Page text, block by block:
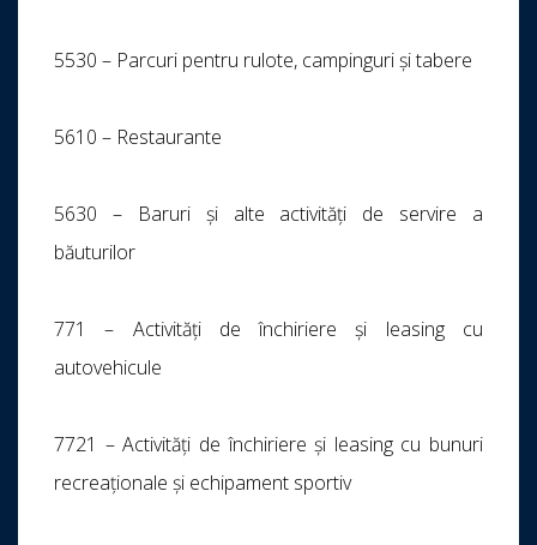
5530 – Parcuri pentru rulote, campinguri și tabere
5610 – Restaurante
5630 – Baruri și alte activități de servire a
băuturilor
771 – Activități de închiriere și leasing cu
autovehicule
7721 – Activități de închiriere și leasing cu bunuri
recreaționale și echipament sportiv